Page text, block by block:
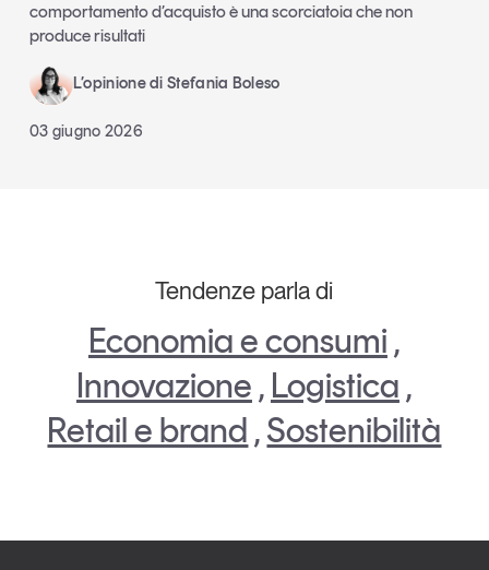
comportamento d’acquisto è una scorciatoia che non
produce risultati
L’opinione di Stefania Boleso
03 giugno 2026
Tendenze parla di
Economia e consumi ,
Innovazione , Logistica ,
Retail e brand ,Sostenibilità